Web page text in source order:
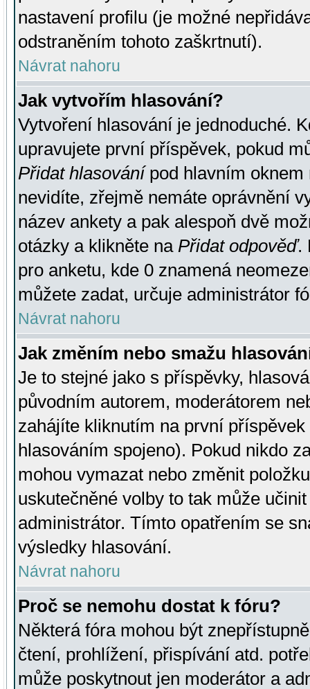
nastavení profilu (je možné
odstraněním tohoto zaškrtnutí).
Návrat nahoru
Jak vytvořím hlasování?
Vytvoření hlasování je jednoduché.
upravujete první příspěvek, pokud
Přidat hlasovánípod hlavním oknem
nevidíte, zřejmě nemáte oprávnění
název ankety a pak alespoň dvě
otázky a klikněte na Přidat odpověď.
pro anketu, kde 0 znamená
můžete zadat, určuje administrátor
Návrat nahoru
Jak změním nebo smažu
Je to stejné jako s příspěvky,
původním autorem, moderátorem
zahájíte kliknutím na první
hlasováním spojeno). Pokud nikdo
mohou vymazat nebo změnit
uskutečněné volby to tak může
administrátor. Tímto opatřením se
výsledky hlasování.
Návrat nahoru
Proč se nemohu dostat k fóru?
Některá fóra mohou být
čtení, prohlížení, přispívání atd.
může poskytnout jen moderátor a